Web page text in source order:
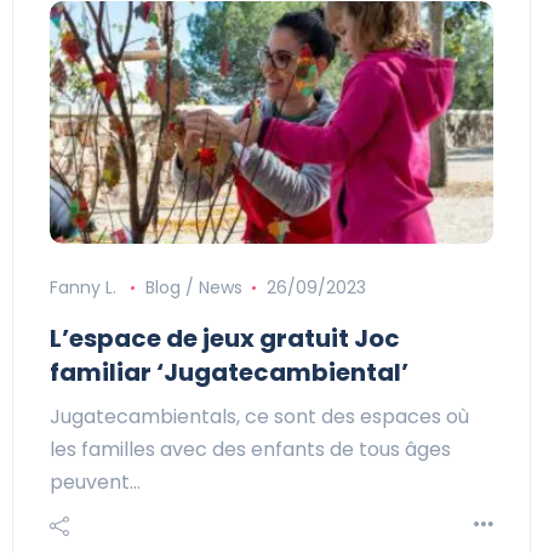
Fanny L. Blog / News 26/09/2023
L’espace de jeux gratuit Joc
familiar ‘Jugatecambiental’
Jugatecambientals, ce sont des espaces où
les familles avec des enfants de tous âges
peuvent…